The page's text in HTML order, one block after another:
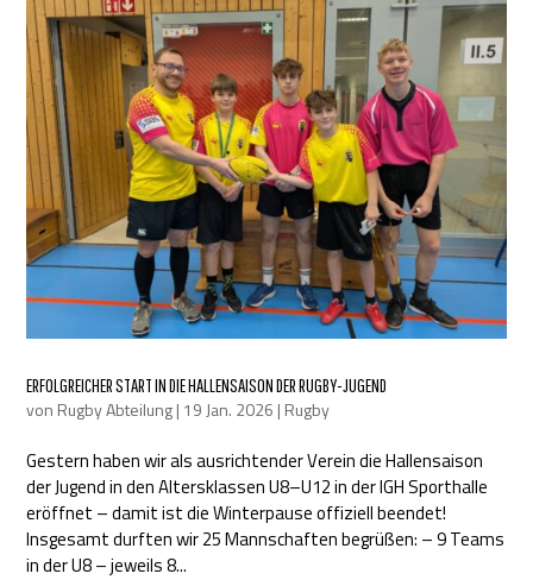
ERFOLGREICHER START IN DIE HALLENSAISON DER RUGBY-JUGEND
von Rugby Abteilung| 19 Jan. 2026 | Rugby
Gestern haben wir als ausrichtender Verein die Hallensaison
der Jugend in den Altersklassen U8–U12 in der IGH Sporthalle
eröffnet – damit ist die Winterpause offiziell beendet!
Insgesamt durften wir 25 Mannschaften begrüßen: – 9 Teams
in der U8 – jeweils 8...